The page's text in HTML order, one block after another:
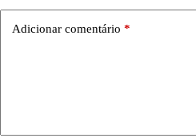
Adicionar comentário *